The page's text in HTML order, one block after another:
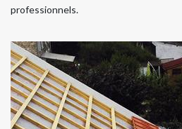
professionnels.